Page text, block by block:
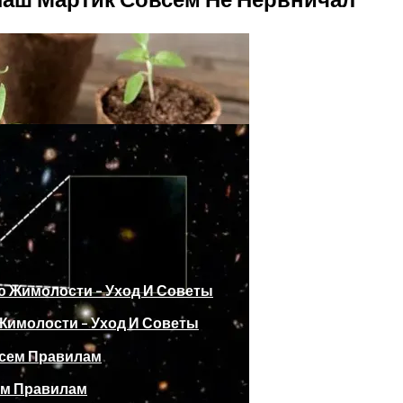
Года По Лунному Календарю
– Уход И Советы
Правилам